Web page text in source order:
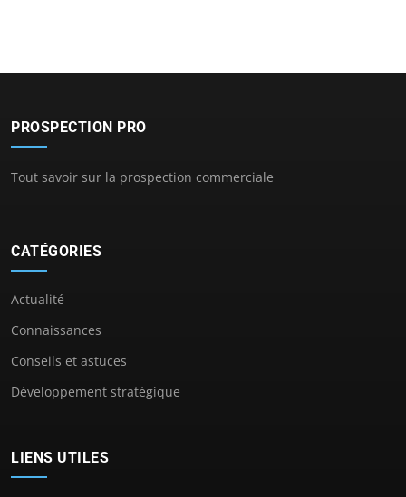
PROSPECTION PRO
Tout savoir sur la prospection commerciale
CATÉGORIES
Actualité
Connaissances
Conseils et astuces
Développement stratégique
LIENS UTILES